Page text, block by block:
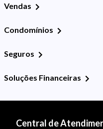
Vendas
Condomínios
Seguros
Soluções Financeiras
Central de